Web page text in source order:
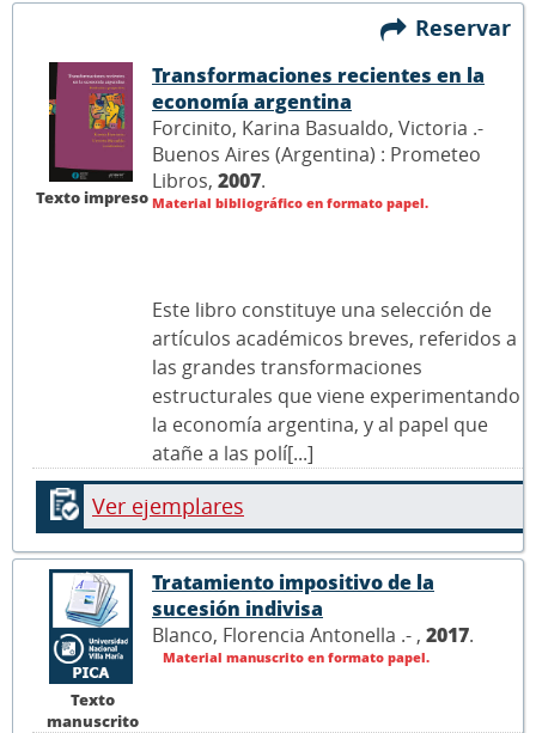
Reservar
Texto impreso
Transformaciones recientes en la
economía argentina
Forcinito, Karina Basualdo, Victoria .-
Buenos Aires (Argentina) : Prometeo
Libros, 2007.
Material bibliográfico en formato papel.
Este libro constituye una selección de
artículos académicos breves, referidos a
las grandes transformaciones
estructurales que viene experimentando
la economía argentina, y al papel que
atañe a las polí[...]
Ver ejemplares
Texto
manuscrito
Tratamiento impositivo de la
sucesión indivisa
Blanco, Florencia Antonella .- , 2017.
Material manuscrito en formato papel.